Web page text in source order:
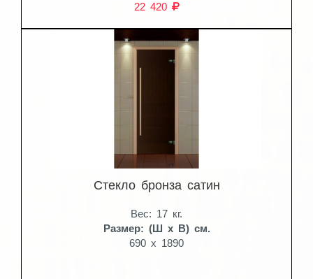
22 420
Стекло бронза сатин
Вес: 17 кг.
Размер: (Ш x В) см.
690 x 1890